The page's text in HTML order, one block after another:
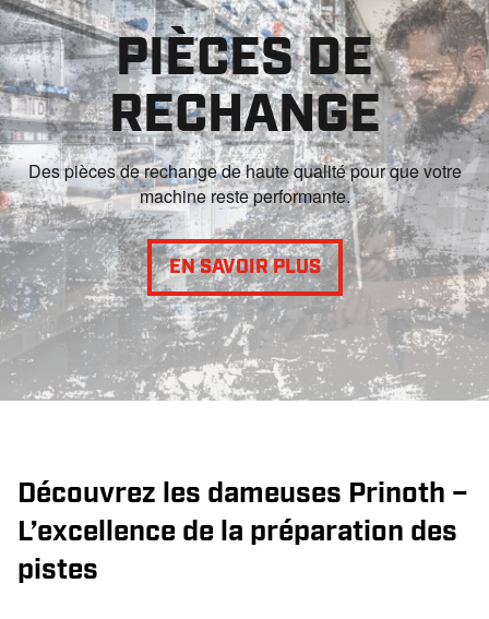
PIÈCES DE
RECHANGE
Des pièces de rechange de haute qualité pour que votre
machine reste performante.
EN SAVOIR PLUS
Découvrez les dameuses Prinoth –
L’excellence de la préparation des
pistes